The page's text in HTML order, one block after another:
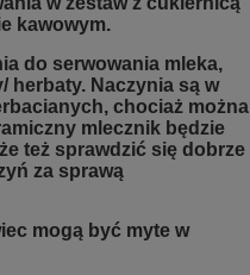
kawowym.
do serwowania mleka,
herbaty. Naczynia są w
chociaż można
mlecznik będzie
też sprawdzić się dobrze
za sprawą
mogą być myte w